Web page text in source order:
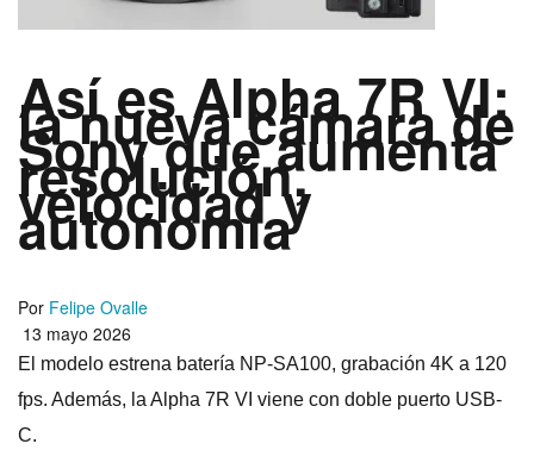
Así es Alpha 7R VI:
la nueva cámara de
Sony que aumenta
resolución,
velocidad y
autonomía
Por Felipe Ovalle
13 mayo 2026
El modelo estrena batería NP-SA100, grabación 4K a 120
fps. Además, la Alpha 7R VI viene con doble puerto USB-
C.